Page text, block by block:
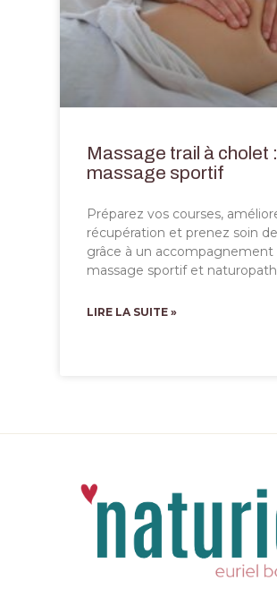
Massage trail à cholet
massage sportif
Préparez vos courses,
récupération et prenez soin
grâce à un accompagnement
massage sportif et
LIRE LA SUITE »